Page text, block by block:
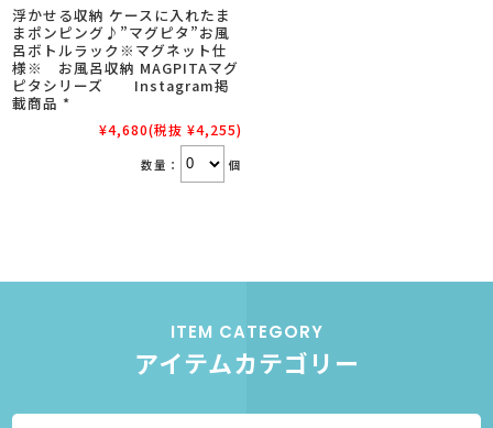
浮かせる収納 ケースに入れたま
まポンピング♪”マグピタ”お風
呂ボトルラック※マグネット仕
様※ お風呂収納 MAGPITAマグ
ピタシリーズ Instagram掲
載商品 *
¥4,680(税抜 ¥4,255)
数量： 個
ITEM CATEGORY
アイテムカテゴリー